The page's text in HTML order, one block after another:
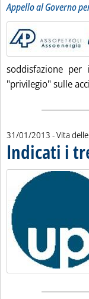
Appello al Governo
soddisfazione
"privilegio" sulle
31/01/2013 - Vita
Indicati i